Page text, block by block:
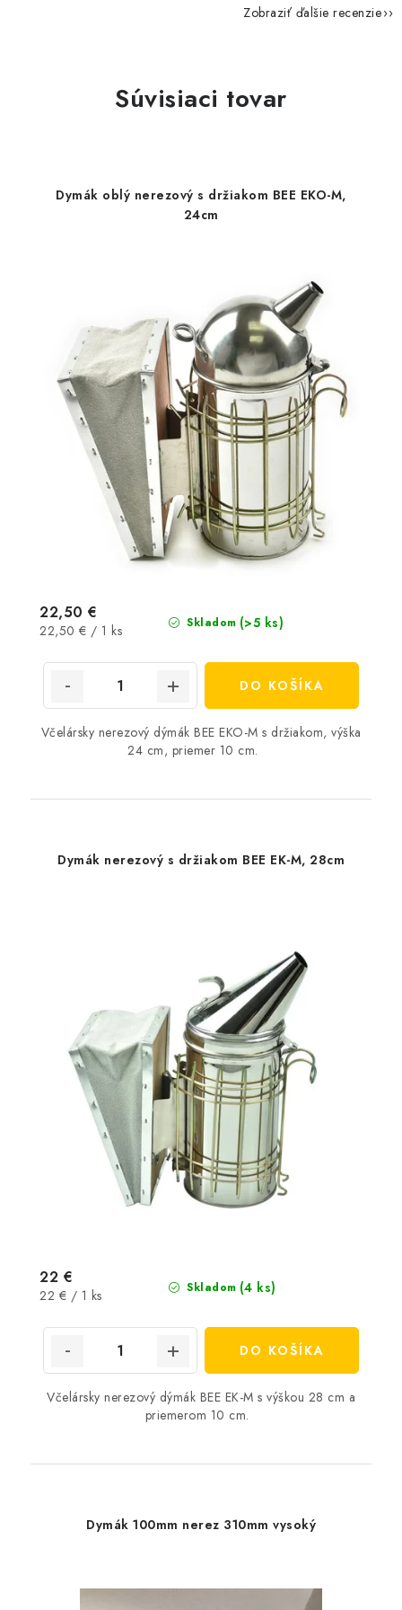
Zobraziť ďalšie recenzie
Súvisiaci tovar
Dymák oblý nerezový s držiakom BEE EKO-M,
24cm
Skladom (>5 ks)
22,50 €
Jednotková
22,50 € / 1 ks
DO KOŠÍKA
Včelársky nerezový dýmák BEE EKO-M s držiakom, výška
24 cm, priemer 10 cm.
Dymák nerezový s držiakom BEE EK-M, 28cm
Skladom (4 ks)
22 €
Jednotková
22 € / 1 ks
DO KOŠÍKA
Včelársky nerezový dýmák BEE EK-M s výškou 28 cm a
priemerom 10 cm.
Dymák 100mm nerez 310mm vysoký